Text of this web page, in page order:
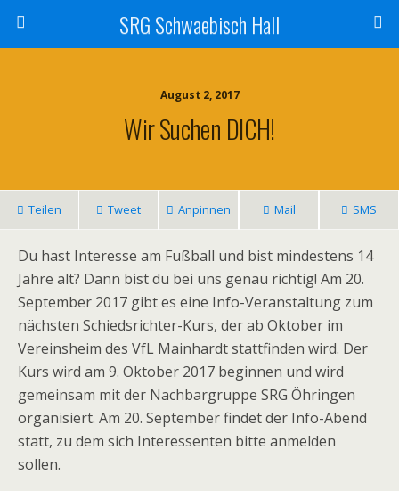
SRG Schwaebisch Hall
August 2, 2017
Wir Suchen DICH!
Teilen Tweet Anpinnen Mail SMS
Du hast Interesse am Fußball und bist mindestens 14
Jahre alt? Dann bist du bei uns genau richtig! Am 20.
September 2017 gibt es eine Info-Veranstaltung zum
nächsten Schiedsrichter-Kurs, der ab Oktober im
Vereinsheim des VfL Mainhardt stattfinden wird. Der
Kurs wird am 9. Oktober 2017 beginnen und wird
gemeinsam mit der Nachbargruppe SRG Öhringen
organisiert. Am 20. September findet der Info-Abend
statt, zu dem sich Interessenten bitte anmelden
sollen.